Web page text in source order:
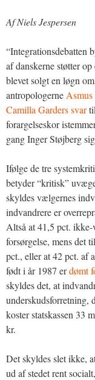
Af Niels Jespersen
“Integrationsdebatten
af danskerne støtter
blevet solgt en løgn
antropologerne
Camilla Garders svar
forargelseskor
gang Inger Støjberg
Ifølge de tre
betyder “kritisk”
skyldes vælgernes
indvandrere er
Altså at 41,5 pct.
forsørgelse, mens det
pct., eller at 42 pct. af
født i år 1987 erdømt
skyldes det, at
underskudsforretning,
koster statskassen 33
kr.
Det skyldes slet ikke,
ud af stedet rent